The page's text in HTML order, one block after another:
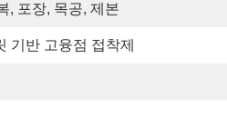
, 포장, 목공, 제본
기반 고융점 접착제